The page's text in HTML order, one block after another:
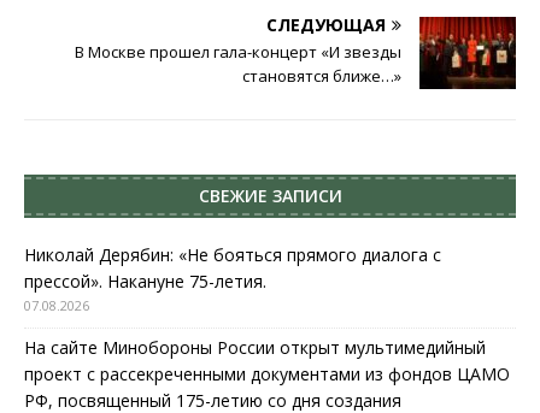
СЛЕДУЮЩАЯ
В Москве прошел гала-концерт «И звезды
становятся ближе…»
СВЕЖИЕ ЗАПИСИ
Николай Дерябин: «Не бояться прямого диалога с
прессой». Накануне 75-летия.
07.08.2026
На сайте Минобороны России открыт мультимедийный
проект с рассекреченными документами из фондов ЦАМО
РФ, посвященный 175-летию со дня создания